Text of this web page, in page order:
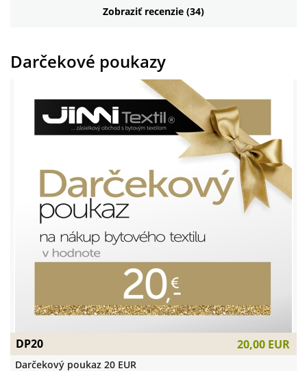
Zobraziť recenzie (34)
DP20 20,00 EUR
Darčekový poukaz 20 EUR
Darčekové poukazy